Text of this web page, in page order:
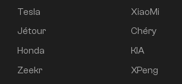
Tesla
Jétour
Honda
Zeekr
XiaoMi
Chéry
KIA
XPeng